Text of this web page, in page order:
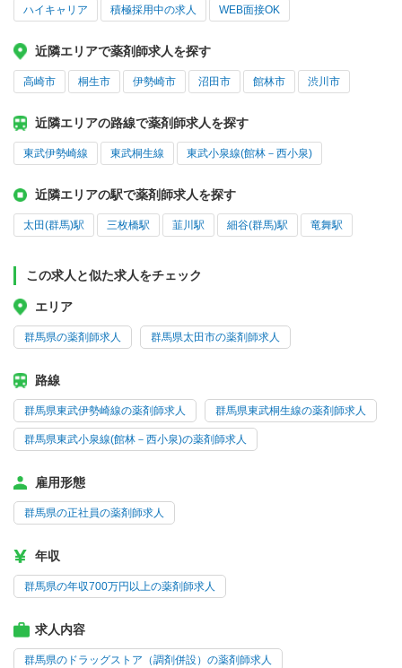
ハイキャリア 積極採用中の求人 WEB面接OK
近隣エリアで薬剤師求人を探す
高崎市 桐生市 伊勢崎市 沼田市 館林市 渋川市
近隣エリアの路線で薬剤師求人を探す
東武伊勢崎線 東武桐生線 東武小泉線(館林－西小泉)
近隣エリアの駅で薬剤師求人を探す
太田(群馬)駅 三枚橋駅 韮川駅 細谷(群馬)駅 竜舞駅
この求人と似た求人をチェック
エリア
群馬県の薬剤師求人 群馬県太田市の薬剤師求人
路線
群馬県東武伊勢崎線の薬剤師求人 群馬県東武桐生線の薬剤師求人
群馬県東武小泉線(館林－西小泉)の薬剤師求人
雇用形態
群馬県の正社員の薬剤師求人
年収
群馬県の年収700万円以上の薬剤師求人
求人内容
群馬県のドラッグストア（調剤併設）の薬剤師求人